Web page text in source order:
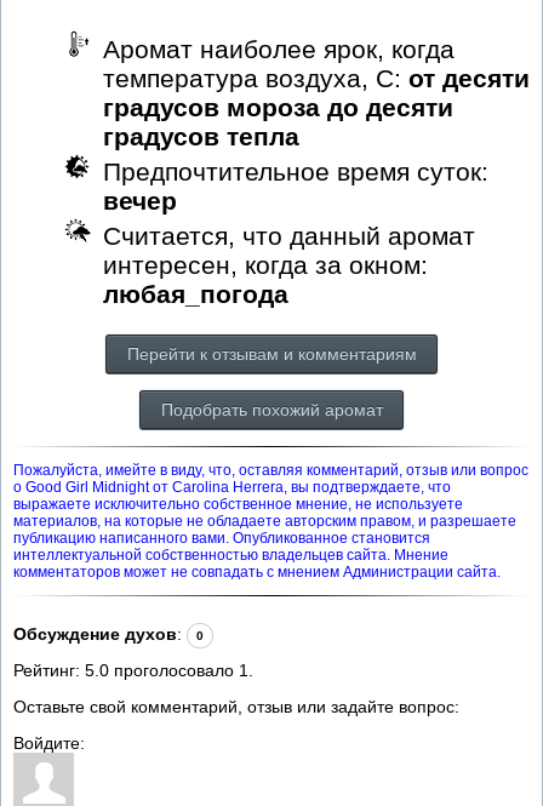
Аромат наиболее ярок, когда
температура воздуха, С: от десяти
градусов мороза до десяти
градусов тепла
Предпочтительное время суток:
вечер
Считается, что данный аромат
интересен, когда за окном:
любая_погода
Перейти к отзывам и комментариям
Подобрать похожий аромат
Пожалуйста, имейте в виду, что, оставляя комментарий, отзыв или вопрос
о Good Girl Midnight от Carolina Herrera, вы подтверждаете, что
выражаете исключительно собственное мнение, не используете
материалов, на которые не обладаете авторским правом, и разрешаете
публикацию написанного вами. Опубликованное становится
интеллектуальной собственностью владельцев сайта. Мнение
комментаторов может не совпадать с мнением Администрации сайта.
Обсуждение духов: 0
Рейтинг: 5.0 проголосовало 1
Оставьте свой комментарий, отзыв или задайте вопрос:
Войдите: